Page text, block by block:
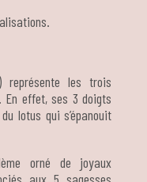
représente les trois
En effet, ses 3 doigts
lotus qui s’épanouit
orné de joyaux